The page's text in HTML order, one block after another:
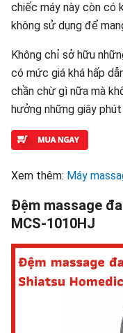
chiếc máy này còn có
không sử dụng để
Không chỉ sở hữu
có mức giá khá hấp
chần chừ gì nữa mà
hưởng những giây
Xem thêm: Máy
Đệm massage
MCS-1010HJ